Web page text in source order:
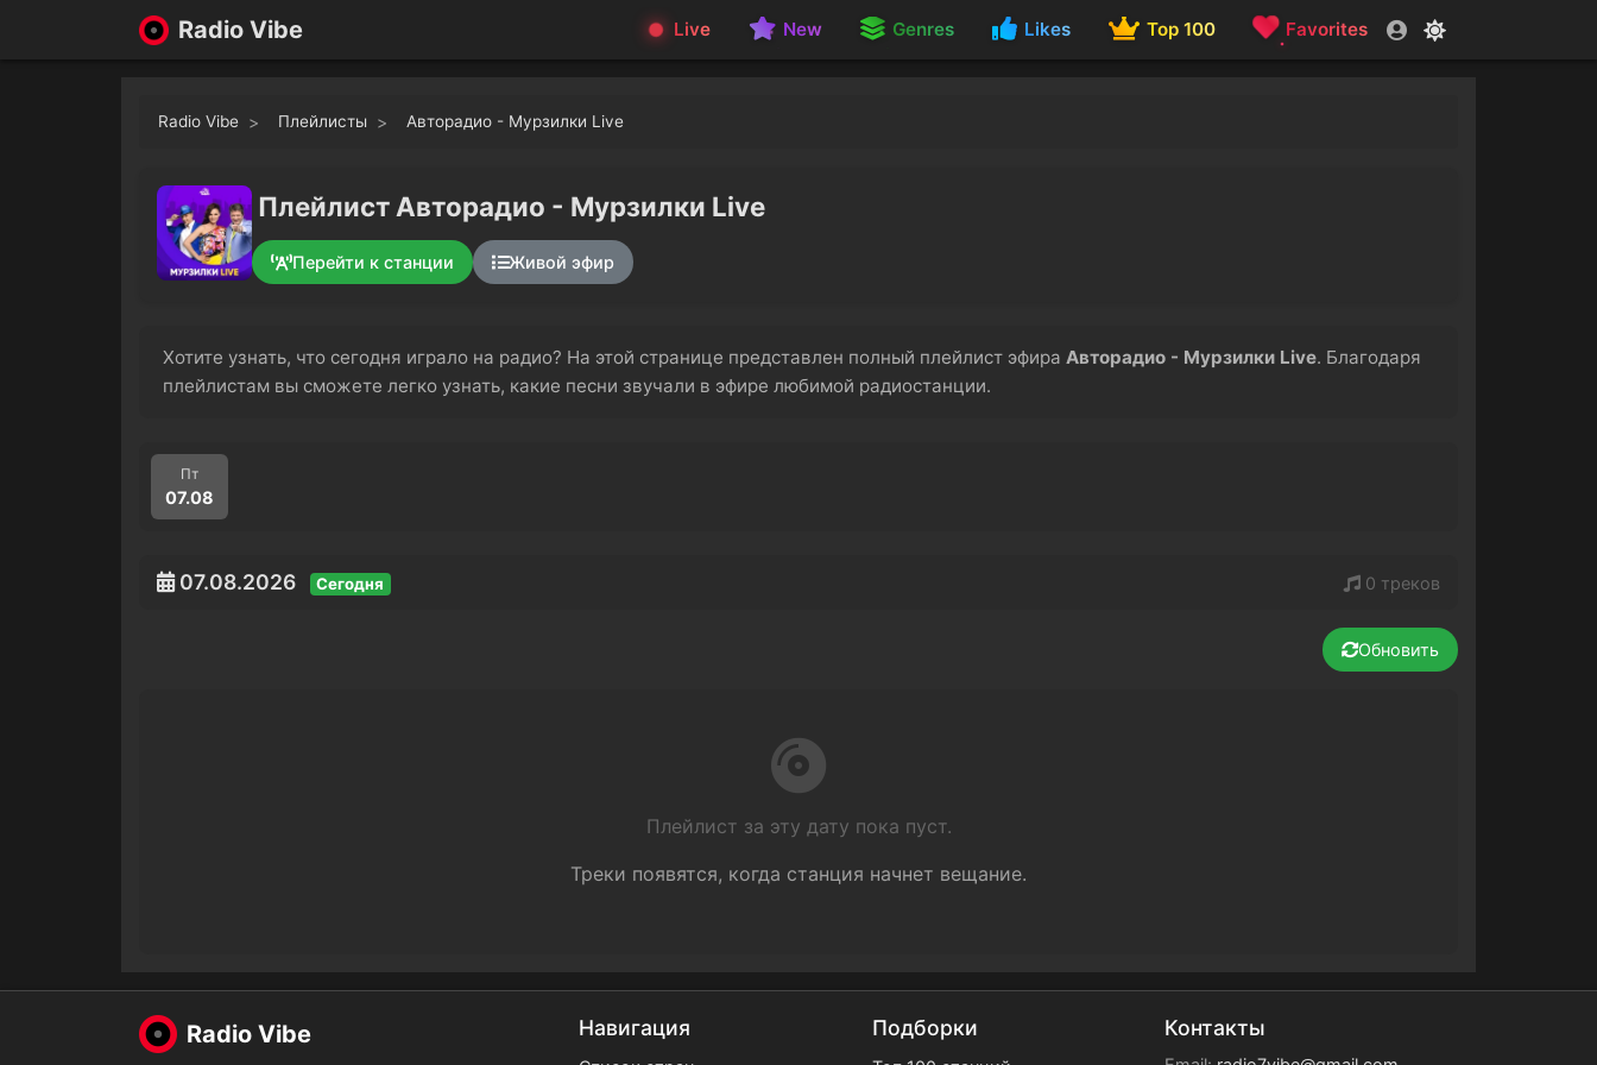
Radio Vibe Live New Genres Likes Top 100 Favorites
Radio Vibe Плейлисты Авторадио - Мурзилки Live
Плейлист Авторадио - Мурзилки Live
Перейти к станции Живой эфир
Хотите узнать, что сегодня играло на радио? На этой странице представлен полный плейлист эфира Авторадио - Мурзилки Live. Благодаря
плейлистам вы сможете легко узнать, какие песни звучали в эфире любимой радиостанции.
Пт
07.08
07.08.2026 Сегодня 0 треков
Обновить
Плейлист за эту дату пока пуст.
Треки появятся, когда станция начнет вещание.
Radio Vibe Навигация Подборки Контакты